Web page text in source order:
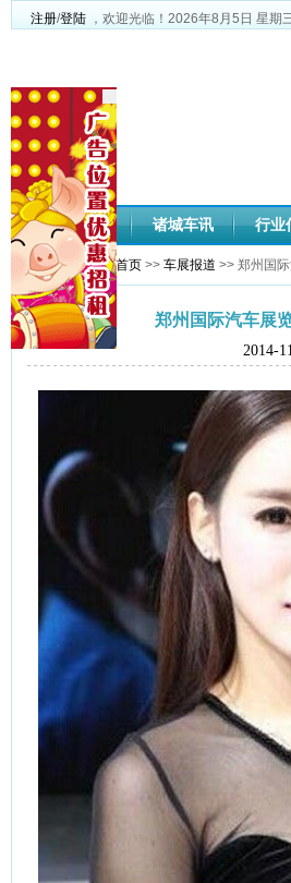
注册/登陆 ，欢迎光临！ 2026年8月5日 星期
网站首页 诸城车讯 行业
您当前位置：网站首页 >> 车展报道 >> 郑州国
郑州国际汽车展
2014-